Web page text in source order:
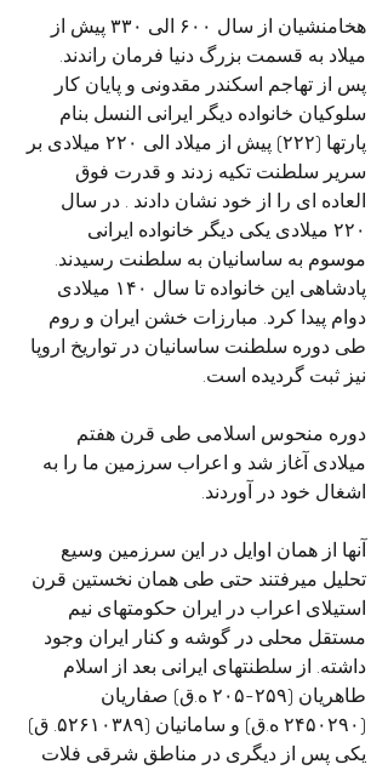
هخامنشیان از سال ۶۰۰ الی ۳۳۰ پیش از
میلاد به قسمت بزرگ دنیا فرمان راندند.
پس از تهاجم اسکندر مقدونی و پایان کار
سلوکیان خانواده دیگر ایرانی النسل بنام
پارتها (۲۲۲) پیش از میلاد الی ۲۲۰ میلادی بر
سریر سلطنت تکیه زدند و قدرت فوق
العاده ای را از خود نشان دادند . در سال
۲۲۰ میلادی یکی دیگر خانواده ایرانی
موسوم به ساسانیان به سلطنت رسیدند.
پادشاهی این خانواده تا سال ۱۴۰ میلادی
دوام پیدا کرد. مبارزات خشن ایران و روم
طی دوره سلطنت ساسانیان در تواریخ اروپا
نیز ثبت گردیده است.
دوره منحوس اسلامی طی قرن هفتم
میلادی آغاز شد و اعراب سرزمین ما را به
اشغال خود در آوردند.
آنها از همان اوایل در این سرزمین وسیع
تحلیل میرفتند حتی طی همان نخستین قرن
استیلای اعراب در ایران حکومتهای نیم
مستقل محلی در گوشه و کنار ایران وجود
داشته. از سلطنتهای ایرانی بعد از اسلام
طاهریان (۲۵۹-۲۰۵ ه.ق) صفاریان
(۲۴۵۰۲۹۰ ه.ق) و سامانیان (۵۲۶۱۰۳۸۹. ق)
یکی پس از دیگری در مناطق شرقی فلات